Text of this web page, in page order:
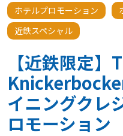
ホテルプロモーション
近鉄スペシャル
【近鉄限定】
イニングクレ
ロモーション